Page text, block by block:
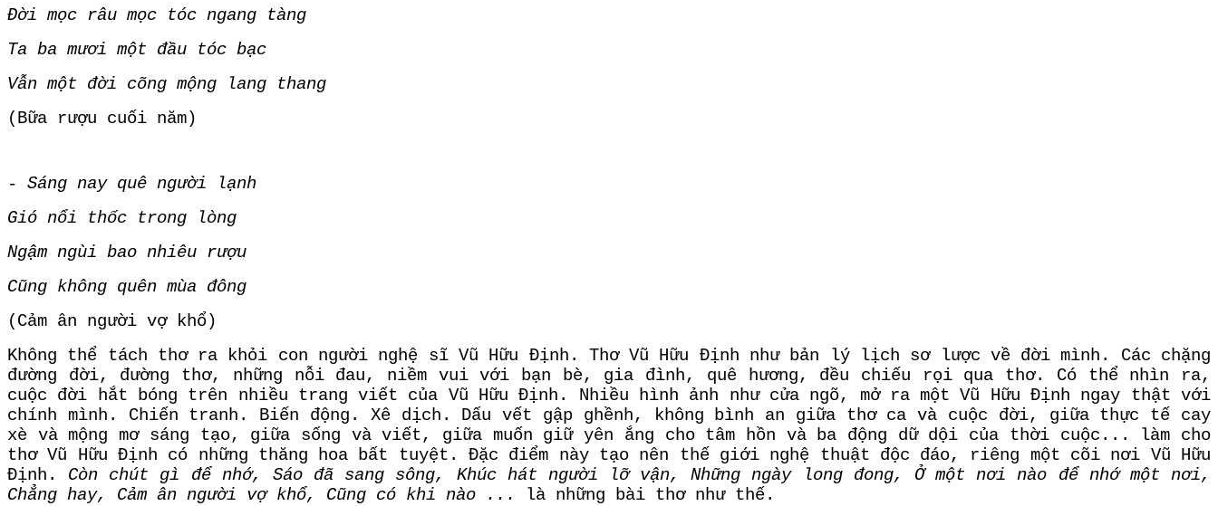
Đời mọc râu mọc tóc ngang tàng
Ta ba mươi một đầu tóc bạc
Vẫn một đời cõng mộng lang thang
(Bữa rượu cuối năm)
- Sáng nay quê người lạnh
Gió nổi thốc trong lòng
Ngậm ngùi bao nhiêu rượu
Cũng không quên mùa đông
(Cảm ân người vợ khổ)
Không thể tách thơ ra khỏi con người nghệ sĩ Vũ Hữu Định. Thơ Vũ Hữu Định như bản lý lịch sơ lược về đời mình. Các chặng
đường đời, đường thơ, những nỗi đau, niềm vui với bạn bè, gia đình, quê hương, đều chiếu rọi qua thơ. Có thể nhìn ra,
cuộc đời hắt bóng trên nhiều trang viết của Vũ Hữu Định. Nhiều hình ảnh như cửa ngõ, mở ra một Vũ Hữu Định ngay thật với
chính mình. Chiến tranh. Biến động. Xê dịch. Dấu vết gập ghềnh, không bình an giữa thơ ca và cuộc đời, giữa thực tế cay
xè và mộng mơ sáng tạo, giữa sống và viết, giữa muốn giữ yên ắng cho tâm hồn và ba động dữ dội của thời cuộc... làm cho
thơ Vũ Hữu Định có những thăng hoa bất tuyệt. Đặc điểm này tạo nên thế giới nghệ thuật độc đáo, riêng một cõi nơi Vũ Hữu
Định. Còn chút gì để nhớ, Sáo đã sang sông, Khúc hát người lỡ vận, Những ngày long đong, Ở một nơi nào để nhớ một nơi,
Chẳng hay, Cảm ân người vợ khổ, Cũng có khi nào ...
là những bài thơ như thế.